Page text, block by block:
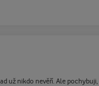
už nikdo nevěří. Ale